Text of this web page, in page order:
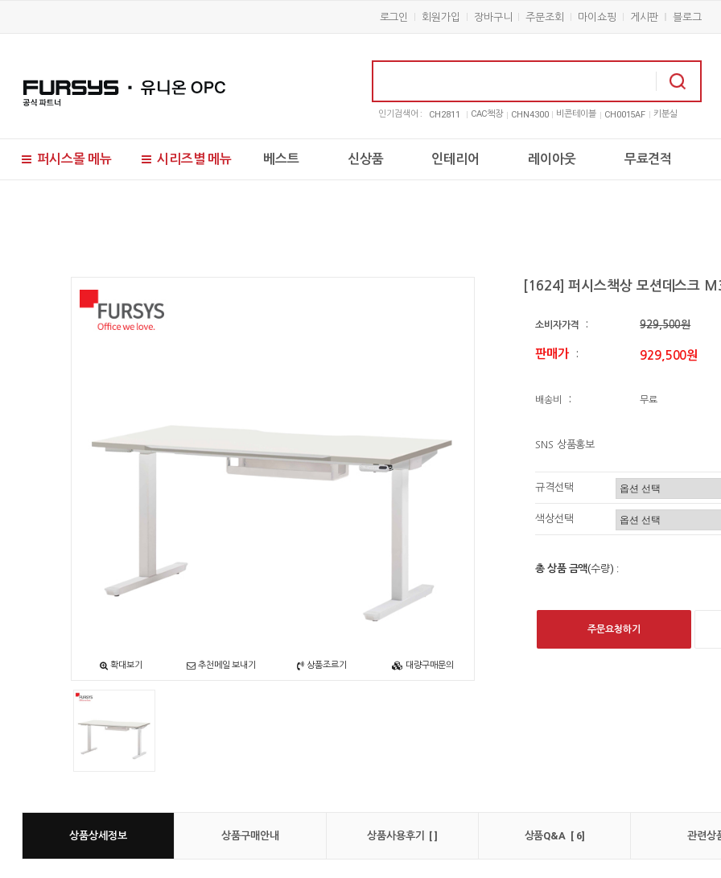
로그인 회원가입 장바구니 주문조회 마이쇼핑 게시판 블로그
인기검색어 : CH2811 CAC책장 CHN4300 비콘테이블 CH0015AF 키분실
퍼시스몰 메뉴 시리즈별 메뉴 베스트 신상품 인테리어 레이아웃 무료견적
확대보기 추천메일 보내기 상품조르기 대량구매문의
[1624] 퍼시스책상 모션데스크
소비자가격 : 929,500원
판매가 : 929,500원
배송비 : 무료
SNS 상품홍보
규격선택
색상선택
총 상품 금액(수량) :
주문요청하기
상품상세정보 상품구매안내 상품사용후기 [ ] 상품Q&A [ 6] 관련상